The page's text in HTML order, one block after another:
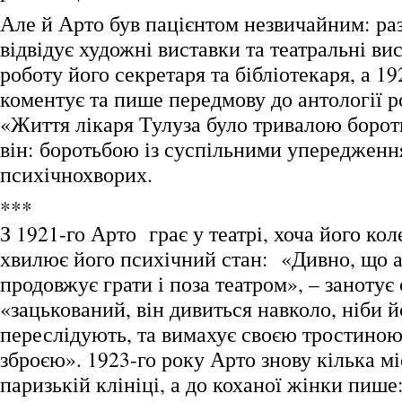
Але й Арто був пацієнтом незвичайним:
відвідує художні виставки та театральні
роботу його секретаря та бібліотекаря, а
коментує та пише передмову до антології
«Життя лікаря Тулуза було тривалою
він: боротьбою із суспільними
психічнохворих.
***
З 1921-го Арто грає у театрі, хоча його
хвилює його психічний стан: «Дивно, що
продовжує грати і поза театром», –
«зацькований, він дивиться навколо, ніби
переслідують, та вимахує своєю
зброєю». 1923-го року Арто знову кілька
паризькій клініці, а до коханої жінки